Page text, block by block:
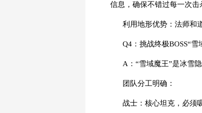
信息，确保不错过每一次击
利用地形优势：法师和
Q4：挑战终极BOSS“
A：“雪域魔王”是冰雪
团队分工明确：
战士：核心坦克，必须